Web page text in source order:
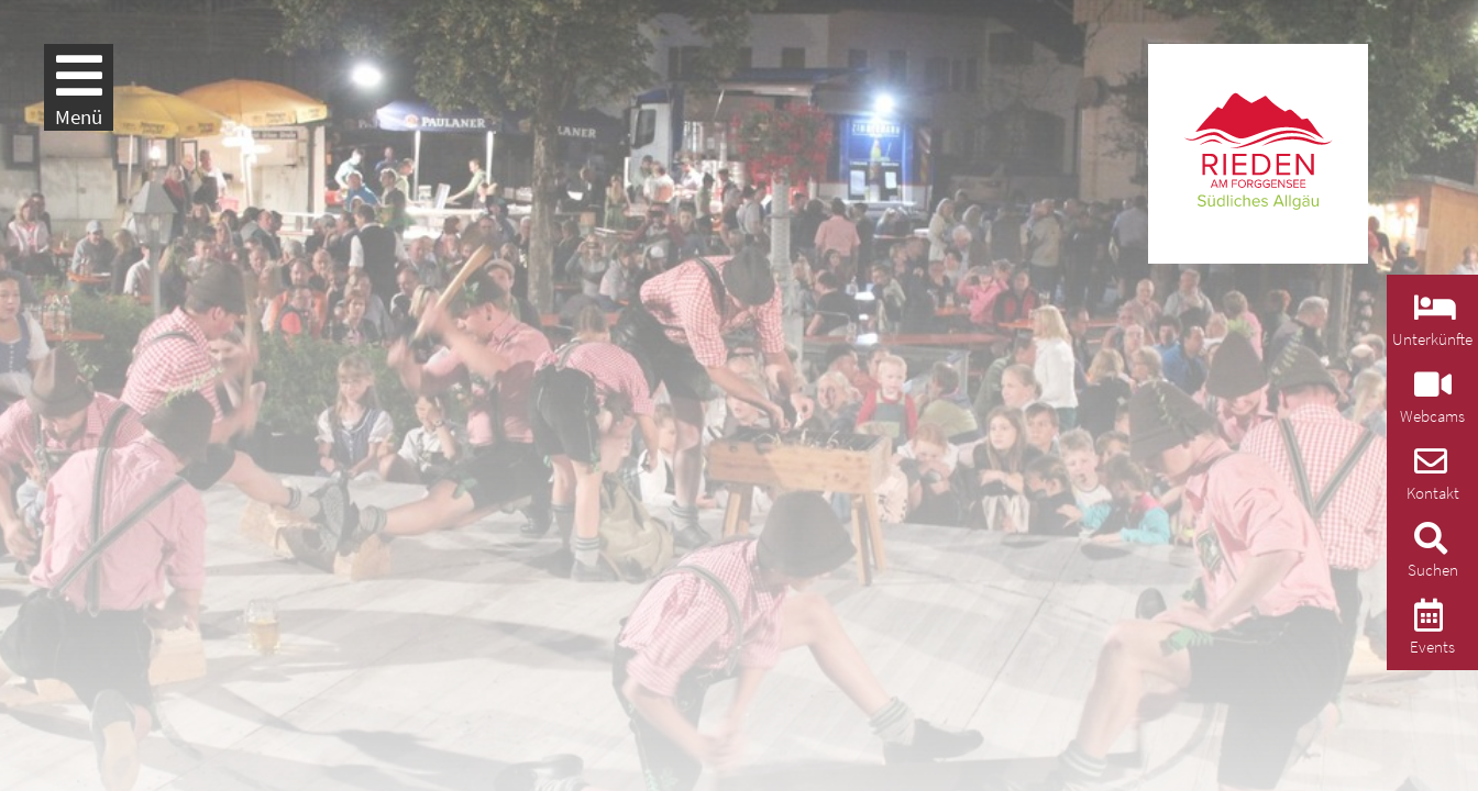
Weiter zum Inhalt
Unterkünfte
Webcams
Kontakt
Suchen
Events
Menü